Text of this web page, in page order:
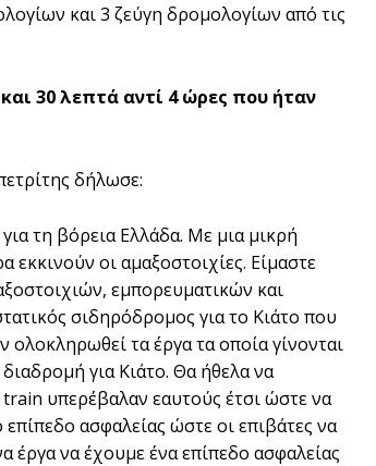
και 3 ζεύγη δρομολογίων από τις
30 λεπτά αντί 4 ώρες που ήταν
δήλωσε:
τη βόρεια Ελλάδα. Με μια μικρή
οι αμαξοστοιχίες. Είμαστε
εμπορευματικών και
σιδηρόδρομος για το Κιάτο που
τα έργα τα οποία γίνονται
για Κιάτο. Θα ήθελα να
υπερέβαλαν εαυτούς έτσι ώστε να
ασφαλείας ώστε οι επιβάτες να
να έχουμε ένα επίπεδο ασφαλείας